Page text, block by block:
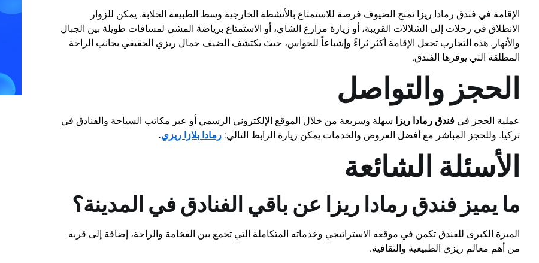
الإقامة في فندق رمادا ريزا تمنح الضيوف فرصة للاستمتاع بالأنشطة الخارجية وسط الطبيعة الخلابة. يمكن للزوار
الانطلاق في رحلات إلى الشلالات القريبة، أو زيارة مزارع الشاي، أو الاستمتاع برياضة المشي لمسافات طويلة بين الجبال
والأنهار. هذه التجارب تجعل الإقامة أكثر ثراءً وإشباعاً للحواس، حيث يكتشف الضيف جمال ريزي الحقيقي بجانب الراحة
المطلقة التي يوفرها الفندق.
الحجز والتواصل
عملية الحجز في فندق رمادا ريزا سهلة وسريعة من خلال الموقع الإلكتروني الرسمي أو عبر مكاتب السياحة والفنادق في
تركيا. وللحجز المباشر مع أفضل العروض والخدمات يمكن زيارة الرابط التالي: رمادا بلازا ريزي.
الأسئلة الشائعة
ما يميز فندق رمادا ريزا عن باقي الفنادق في المدينة؟
الميزة الكبرى للفندق تكمن في موقعه الاستراتيجي وخدماته المتكاملة التي تجمع بين الفخامة والراحة، إضافة إلى قربه
من أهم معالم ريزي الطبيعية والثقافية.